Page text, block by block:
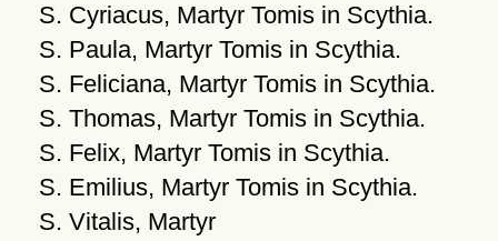
S. Cyriacus, Martyr Tomis in Scythia.
S. Paula, Martyr Tomis in Scythia.
S. Feliciana, Martyr Tomis in Scythia.
S. Thomas, Martyr Tomis in Scythia.
S. Felix, Martyr Tomis in Scythia.
S. Emilius, Martyr Tomis in Scythia.
S. Vitalis, Martyr